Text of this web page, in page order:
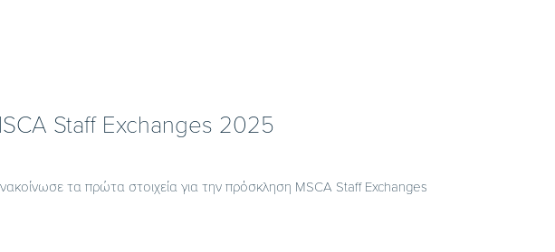
Staff Exchanges 2025
τα πρώτα στοιχεία για την πρόσκληση MSCA Staff Exchanges